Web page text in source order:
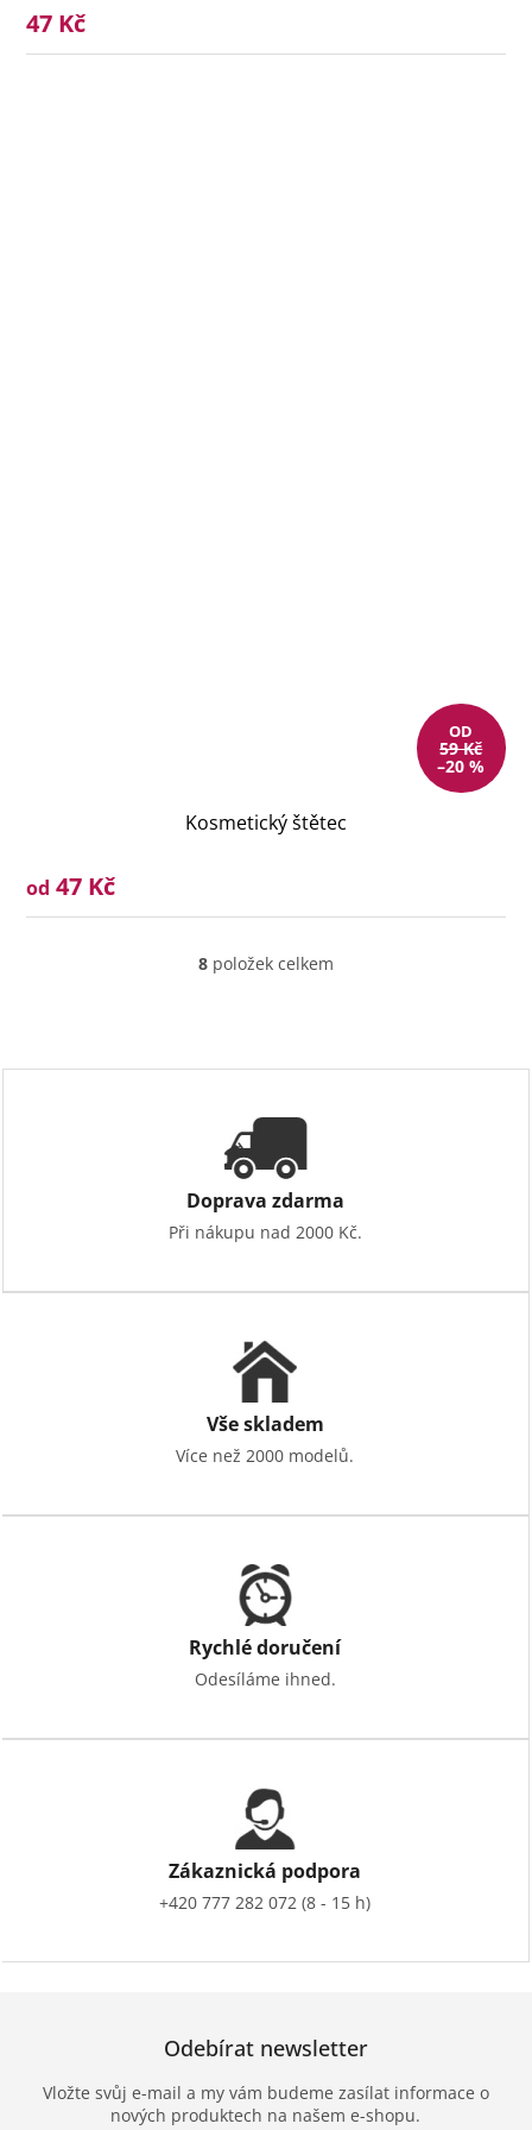
47 Kč
OD
59 Kč
–20 %
Kosmetický štětec
od 47 Kč
O
d
p
r
v
y
ý
i
s
u
8položek celkem
Doprava zdarma
Při nákupu nad 2000 Kč.
Vše skladem
Více než 2000 modelů.
Rychlé doručení
Odesíláme ihned.
Zákaznická podpora
+420 777 282 072 (8 - 15 h)
Odebírat newsletter
Vložte svůj e-mail a my vám budeme zasílat informace o
nových produktech na našem e-shopu.